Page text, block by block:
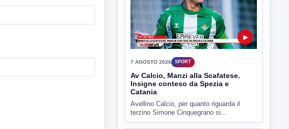
▶
7 AGOSTO 2026 SPORT
Av Calcio, Manzi alla Scafatese.
Insigne conteso da Spezia e
Catania
Avellino Calcio, per quanto riguarda il
terzino Simone Cinquegrano si...